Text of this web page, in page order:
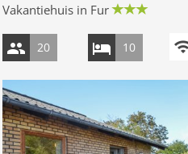
Vakantiehuis in Fur
20 10